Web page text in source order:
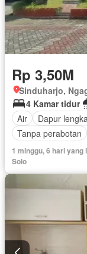
Rp 3,50M
Sinduharjo,
4 Kamar tidur
Air
Dapur
Tanpa perabotan
1 minggu, 6 hari
Solo